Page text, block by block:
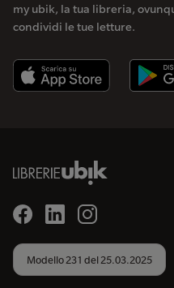
my ubik, la tua libreria,
condividi le tue letture.
Modello 231 del 25.03.2025